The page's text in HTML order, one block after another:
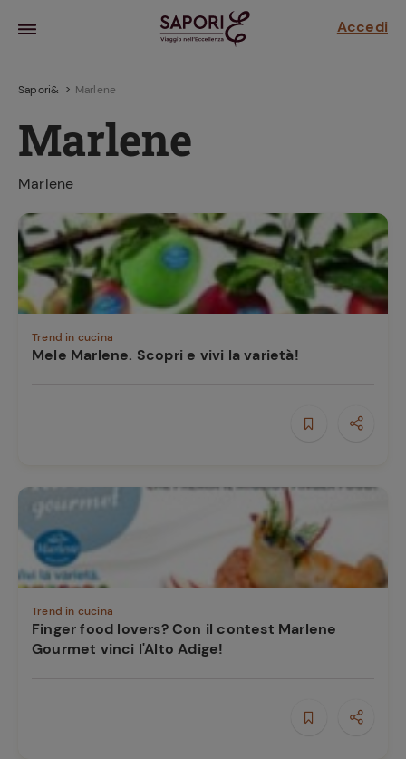
Accedi
la frutta
sensi di
Sapori& Marlene
Marlene
Marlene
Trend in cucina
Mele Marlene. Scopri e vivi la varietà!
Trend in cucina
Finger food lovers? Con il contest Marlene
Gourmet vinci l'Alto Adige!